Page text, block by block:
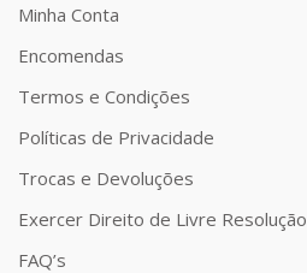
Minha Conta
Encomendas
Termos e Condições
Políticas de Privacidade
Trocas e Devoluções
Exercer Direito de Livre Resolução
FAQ’s